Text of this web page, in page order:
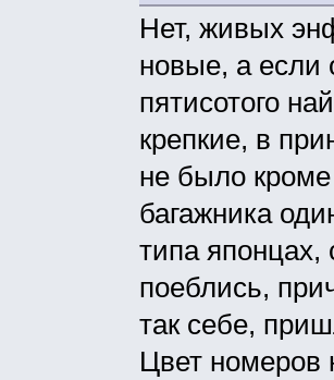
Нет, живых
новые, а если
пятисотого
крепкие, в
не было
багажника
типа
поеблись,
так себе,
Цвет номеров